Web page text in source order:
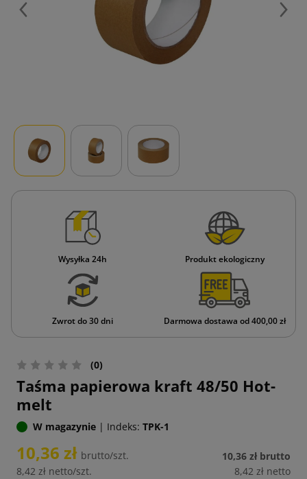
Poprzedni
Wysyłka 24h Produkt ekologiczny
Zwrot do 30 dni Darmowa dostawa od 400,00 zł
(0)
Taśma papierowa kraft 48/50 Hot-
melt
W magazynie | Indeks: TPK-1
10,36 zł brutto/szt.
8,42 zł netto/szt.
10,36 zł brutto
8,42 zł netto